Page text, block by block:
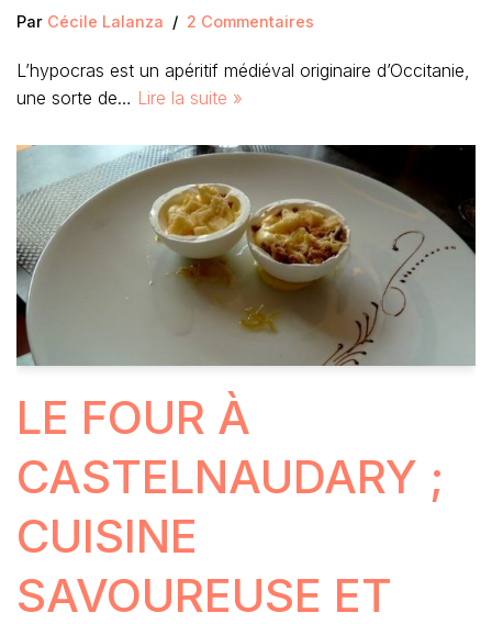
Par Cécile Lalanza 2 Commentaires
L’hypocras est un apéritif médiéval originaire d’Occitanie,
une sorte de… Lire la suite »
LE FOUR À
CASTELNAUDARY ;
CUISINE
SAVOUREUSE ET